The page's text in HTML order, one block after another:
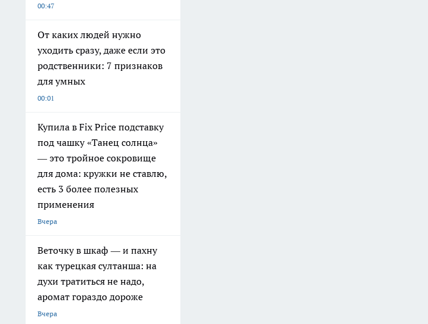
00:47
От каких людей нужно
уходить сразу, даже если это
родственники: 7 признаков
для умных
00:01
Купила в Fix Price подставку
под чашку «Танец солнца»
— это тройное сокровище
для дома: кружки не ставлю,
есть 3 более полезных
применения
Вчера
Веточку в шкаф — и пахну
как турецкая султанша: на
духи тратиться не надо,
аромат гораздо дороже
Вчера